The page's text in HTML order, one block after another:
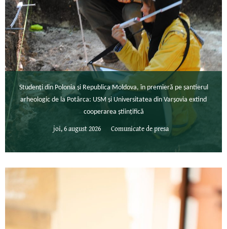
Studenți din Polonia și Republica Moldova, în premieră pe șantierul
arheologic de la Potârca: USM și Universitatea din Varșovia extind
cooperarea științifică
joi, 6 august 2026 Comunicate de presa